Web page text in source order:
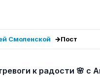
Смоленской Пост
к радости 🌸 с